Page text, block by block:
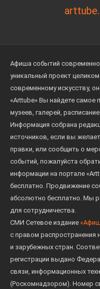
Афиша событий
уникальный проект
современному искусству,
«Arttube» Вы найдете самое
музеев, галерей,
Информация собрана
источников, если вы
правки, или сообщить о
событий, пожалуйста
информации на портале
бесплатно. Продвижение
абсолютно бесплатно. Мы
для сотрудничества.
СМИ Сетевое издание
с правом распространения
и зарубежных стран.
регистрации выдано
связи, информационных
(Роскомнадзором). Номер